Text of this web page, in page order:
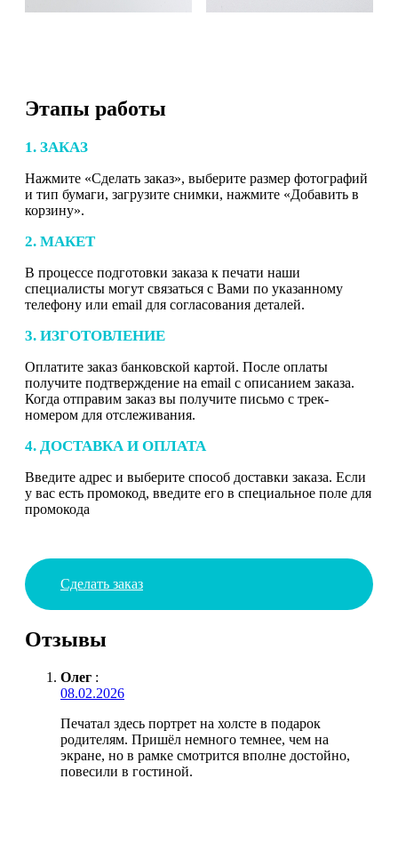
Этапы работы
1. ЗАКАЗ
Нажмите «Сделать заказ», выберите размер фотографий
и тип бумаги, загрузите снимки, нажмите «Добавить в
корзину».
2. МАКЕТ
В процессе подготовки заказа к печати наши
специалисты могут связаться с Вами по указанному
телефону или email для согласования деталей.
3. ИЗГОТОВЛЕНИЕ
Оплатите заказ банковской картой. После оплаты
получите подтверждение на email с описанием заказа.
Когда отправим заказ вы получите письмо с трек-
номером для отслеживания.
4. ДОСТАВКА И ОПЛАТА
Введите адрес и выберите способ доставки заказа. Если
у вас есть промокод, введите его в специальное поле для
промокода
Сделать заказ
Отзывы
Олег :
08.02.2026
Печатал здесь портрет на холсте в подарок
родителям. Пришёл немного темнее, чем на
экране, но в рамке смотрится вполне достойно,
повесили в гостиной.